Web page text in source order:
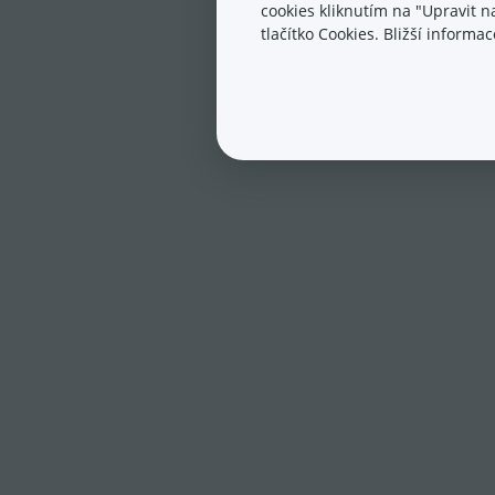
cookies kliknutím na "Upravit
tlačítko Cookies. Bližší